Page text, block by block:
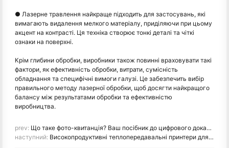
● Лазерне травлення найкраще підходить для застосувань, які
вимагають видалення мелкого матеріалу, приділяючи при цьому
акцент на контрасті. Ця техніка створює тонкі деталі та чіткі
ознаки на поверхні.
Крім глибини обробки, виробники також повинні враховувати такі
фактори, як ефективність обробки, витрати, сумісність
обладнання та специфічні вимоги галузі. Це забезпечить вибір
правильного методу лазерної обробки, щоб досягти найкращого
балансу між результатами обробки та ефективністю
виробництва.
prev: Що таке фото-квитанція? Ваш посібник до цифрового доказу покупки
наступний: Високопродуктивні теплопередавальні принтери для маркування автомобільних деталей